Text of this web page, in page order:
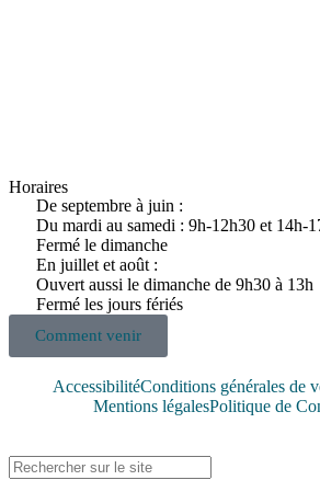
Horaires
De septembre à juin :
Du mardi au samedi : 9h-12h30 et 14h-
Fermé le dimanche
En juillet et août :
Ouvert aussi le dimanche de 9h30 à 13h
Fermé les jours fériés
Comment venir
AccessibilitéConditions générales de
Mentions légalesPolitique de